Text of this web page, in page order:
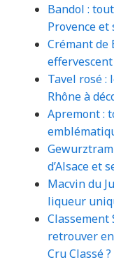
Bandol :
Provence et
Crémant de
Tavel rosé :
Rhône à
Apremont :
d’Alsace et
Macvin du
liqueur
Classement
retrouver
Cru Classé ?